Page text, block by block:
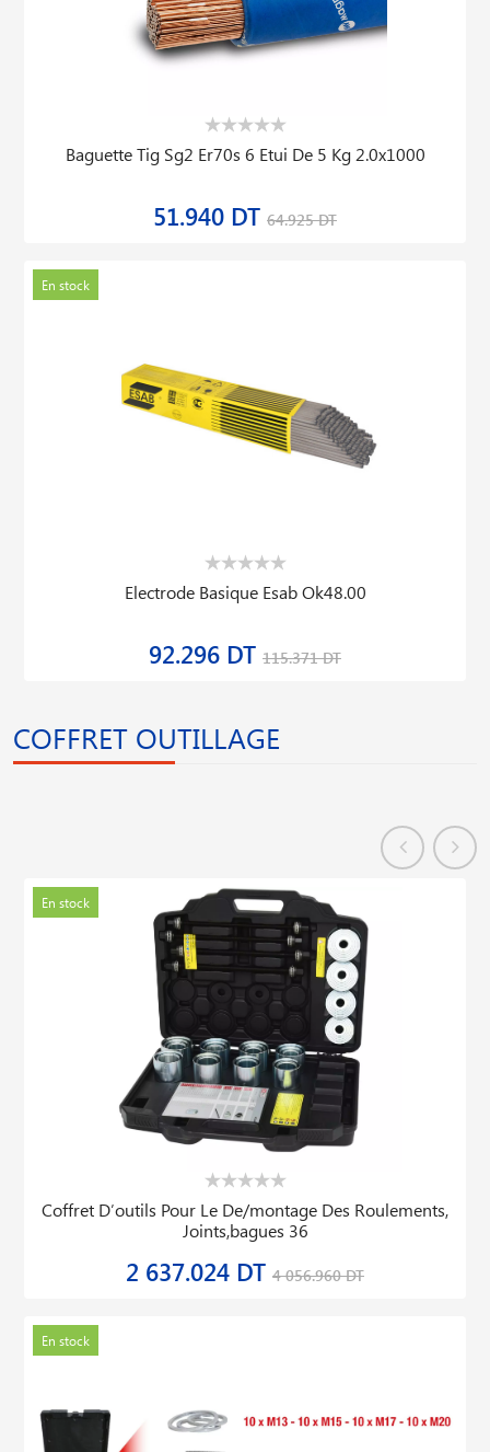
Baguette Tig Sg2 Er70s 6 Etui De 5 Kg 2.0x1000
51.940 DT 64.925 DT
En stock
Electrode Basique Esab Ok48.00
92.296 DT 115.371 DT
COFFRET OUTILLAGE
En stock
Coffret D′outils Pour Le De/montage Des Roulements,
Joints,bagues 36
2 637.024 DT 4 056.960 DT
En stock